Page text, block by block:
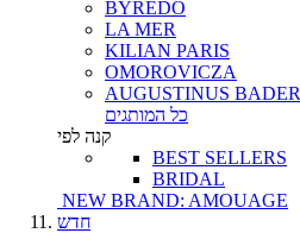
BYREDO
LA MER
KILIAN PARIS
OMOROVICZA
AUGUSTINUS BADER
כל המותגים
קנה לפי
BEST SELLERS
BRIDAL
NEW BRAND: AMOUAGE
חדש